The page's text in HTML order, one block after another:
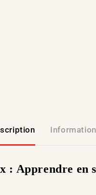
Apprendre en